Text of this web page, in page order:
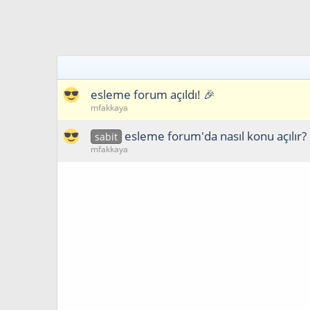
esleme forum açıldı! 🎉
mfakkaya
sabit esleme forum'da nasıl konu açılır?
mfakkaya